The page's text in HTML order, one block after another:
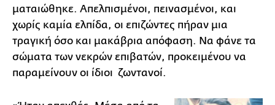
ματαιώθηκε. Απελπισμένοι, πεινασμένοι, και
χωρίς καμία ελπίδα, οι επιζώντες πήραν μια
τραγική όσο και μακάβρια απόφαση. Να φάνε τα
σώματα των νεκρών επιβατών, προκειμένου να
παραμείνουν οι ίδιοι ζωντανοί.